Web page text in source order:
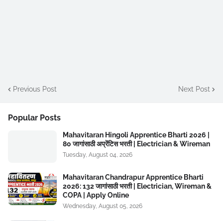
Previous Post Next Post
Popular Posts
Mahavitaran Hingoli Apprentice Bharti 2026 |
80 जागांसाठी अप्रेंटिस भरती | Electrician & Wireman
Tuesday, August 04, 2026
Mahavitaran Chandrapur Apprentice Bharti
2026: 132 जागांसाठी भरती | Electrician, Wireman &
COPA | Apply Online
Wednesday, August 05, 2026